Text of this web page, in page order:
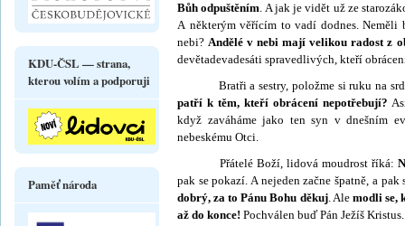
Bůh odpuštěním. A jak je vidět už ze
A některým věřícím to vadí dodnes. Neměli
nebi?Andělé v nebi mají velikou radost z
devětadevadesáti spravedlivých, kteří
Bratři a sestry, položme si ruku na
patří k těm, kteří obrácení nepotřebují?
když zaváháme jako ten syn v dnešním
nebeskému Otci.
Přátelé Boží, lidová moudrost říká:
pak se pokazí. A nejeden začne špatně, a
dobrý, za to Pánu Bohu děkuj. Ale modli se,
až do konce! Pochválen buď Pán Ježíš Kristus.
KDU-ČSL — strana,
kterou volím a podporuji
Paměť národa